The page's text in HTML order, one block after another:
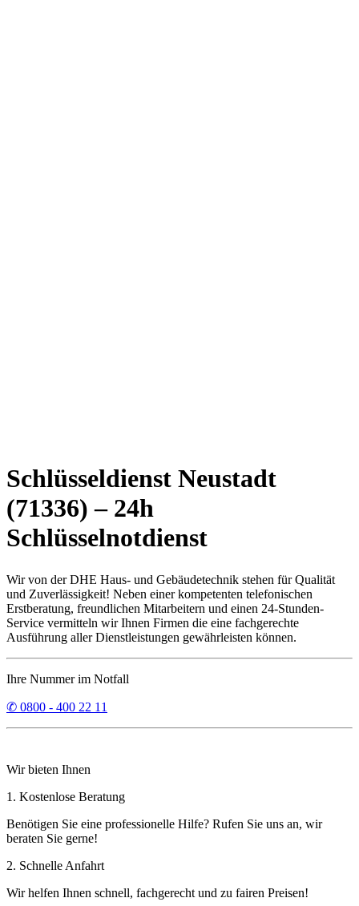
Schlüsseldienst Neustadt
(71336) – 24h
Schlüsselnotdienst
Wir von der DHE Haus- und Gebäudetechnik stehen für Qualität
und Zuverlässigkeit! Neben einer kompetenten telefonischen
Erstberatung, freundlichen Mitarbeitern und einen 24-Stunden-
Service vermitteln wir Ihnen Firmen die eine fachgerechte
Ausführung aller Dienstleistungen gewährleisten können.
Ihre Nummer im Notfall
✆ 0800 - 400 22 11
Wir bieten Ihnen
1. Kostenlose Beratung
Benötigen Sie eine professionelle Hilfe? Rufen Sie uns an, wir
beraten Sie gerne!
2. Schnelle Anfahrt
Wir helfen Ihnen schnell, fachgerecht und zu fairen Preisen!